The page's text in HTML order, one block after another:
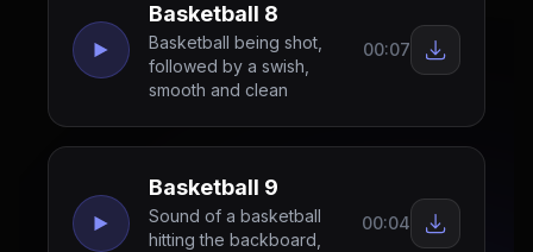
Basketball 8
Basketball being shot,
followed by a swish,
smooth and clean
00:07
Basketball 9
Sound of a basketball
hitting the backboard,
00:04